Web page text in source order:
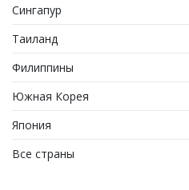
Сингапур
Таиланд
Филиппины
Южная Корея
Япония
Все страны